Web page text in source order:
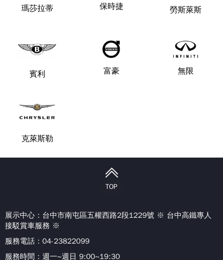
瑪莎拉蒂 保時捷 勞斯萊斯
賓利 富豪 無限
克萊斯勒
TOP
展示中心： 台中市南屯區五權西路2段1229號 ※ 台中高鐵專人
接駁賞車服務 ※
服務電話：04-23822099
服務時間：週一~週日 9:00~19:30